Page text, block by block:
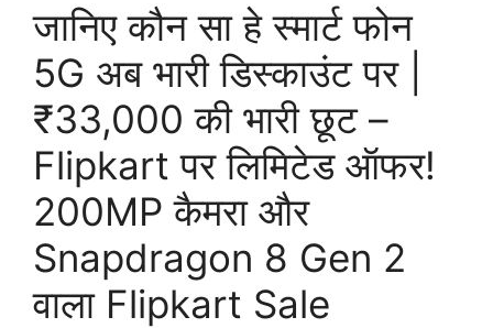
जानिए कौन सा हे स्मार्ट फोन
5G अब भारी डिस्काउंट पर |
₹33,000 की भारी छूट –
Flipkart पर लिमिटेड ऑफर!
200MP कैमरा और
Snapdragon 8 Gen 2
वाला Flipkart Sale